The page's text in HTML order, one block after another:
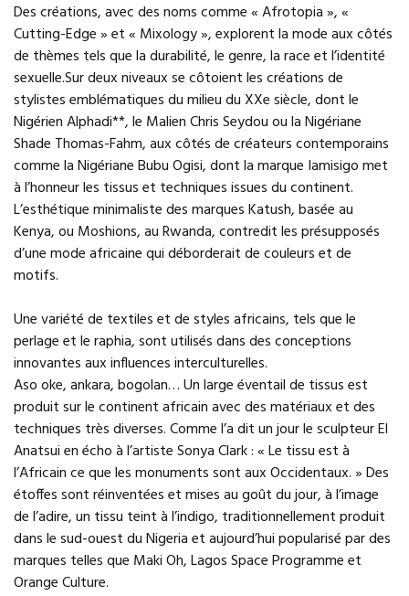
Des créations, avec des noms comme « Afrotopia », «
Cutting-Edge » et « Mixology », explorent la mode aux côtés
de thèmes tels que la durabilité, le genre, la race et l’identité
sexuelle.Sur deux niveaux se côtoient les créations de
stylistes emblématiques du milieu du XXe siècle, dont le
Nigérien Alphadi**, le Malien Chris Seydou ou la Nigériane
Shade Thomas-Fahm, aux côtés de créateurs contemporains
comme la Nigériane Bubu Ogisi, dont la marque Iamisigo met
à l’honneur les tissus et techniques issues du continent.
L’esthétique minimaliste des marques Katush, basée au
Kenya, ou Moshions, au Rwanda, contredit les présupposés
d’une mode africaine qui déborderait de couleurs et de
motifs.
Une variété de textiles et de styles africains, tels que le
perlage et le raphia, sont utilisés dans des conceptions
innovantes aux influences interculturelles.
Aso oke, ankara, bogolan… Un large éventail de tissus est
produit sur le continent africain avec des matériaux et des
techniques très diverses. Comme l’a dit un jour le sculpteur El
Anatsui en écho à l’artiste Sonya Clark : « Le tissu est à
l’Africain ce que les monuments sont aux Occidentaux. » Des
étoffes sont réinventées et mises au goût du jour, à l’image
de l’adire, un tissu teint à l’indigo, traditionnellement produit
dans le sud-ouest du Nigeria et aujourd’hui popularisé par des
marques telles que Maki Oh, Lagos Space Programme et
Orange Culture.